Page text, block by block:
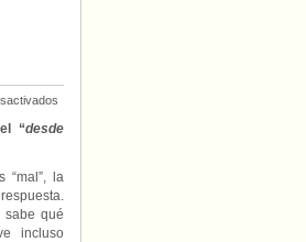
“desde
“mal”, la
sabe qué
incluso